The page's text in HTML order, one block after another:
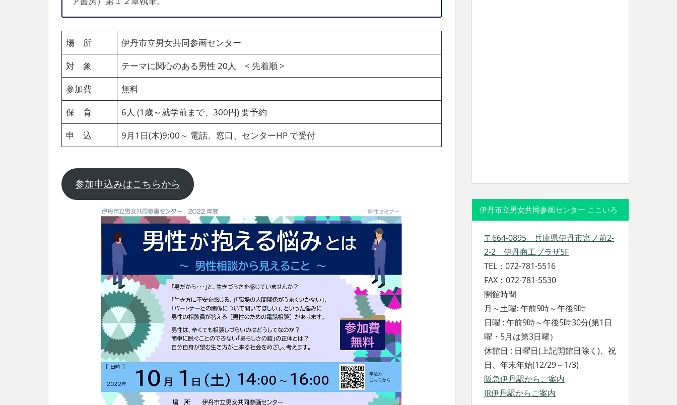
場 所
伊丹市立男女共同参画センター
対 象
テーマに関心のある男性 20人 < 先着順 >
参加費
無料
保 育
6人 (1歳～就学前まで、300円) 要予約
申 込
9月1日(木)9:00～ 電話、窓口、センターHP で受付
参加申込みはこちらから
伊丹市立男女共同参画センター ここいろ
〒664-0895 兵庫県伊丹市宮ノ前2-
2-2 伊丹商工プラザ5F
TEL：072-781-5516
FAX：072-781-5530
開館時間
月～土曜: 午前9時～午後9時
日曜 : 午前9時～午後5時30分(第1日
曜・5月は第3日曜）
休館日 : 日曜日(上記開館日除く)、祝
日、年末年始(12/29～1/3)
阪急伊丹駅からご案内
JR伊丹駅からご案内